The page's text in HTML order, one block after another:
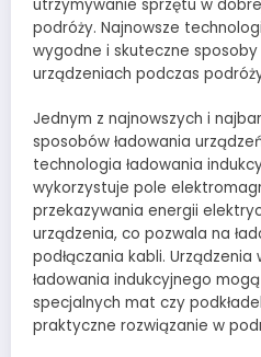
utrzymywanie sprzętu w
podróży. Najnowsze
wygodne i skuteczne
urządzeniach podczas
Jednym z najnowszych i
sposobów ładowania
technologia ładowania
wykorzystuje pole
przekazywania energii
urządzenia, co pozwala na
podłączania kabli.
ładowania indukcyjnego
specjalnych mat czy
praktyczne rozwiązanie w